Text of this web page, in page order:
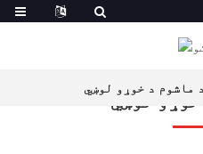
د ماشوم د خوړو لوښي
لوښي